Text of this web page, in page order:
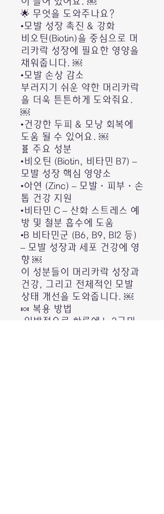
🌟 무엇을 도와주나요?
•모발 성장 촉진 & 강화
비오틴(Biotin)을 중심으로 머
리카락 성장에 필요한 영양을
채워줍니다. ￼
•모발 손상 감소
부러지기 쉬운 약한 머리카락
을 더욱 튼튼하게 도와줘요.
￼
•건강한 두피 & 모낭 회복에
도움 될 수 있어요. ￼
🧬 주요 성분
•비오틴 (Biotin, 비타민 B7) –
모발 성장 핵심 영양소
•아연 (Zinc) – 모발·피부·손
톱 건강 지원
•비타민 C – 산화 스트레스 예
방 및 철분 흡수에 도움
•B 비타민군 (B6, B9, B12 등)
– 모발 성장과 세포 건강에 영
향 ￼
이 성분들이 머리카락 성장과
건강, 그리고 전체적인 모발
상태 개선을 도와줍니다. ￼
🍬 복용 방법
•일반적으로 하루에 1~2구미